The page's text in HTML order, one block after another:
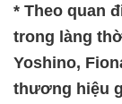
* Theo quan
trong làng
Yoshino,
thương hiệu